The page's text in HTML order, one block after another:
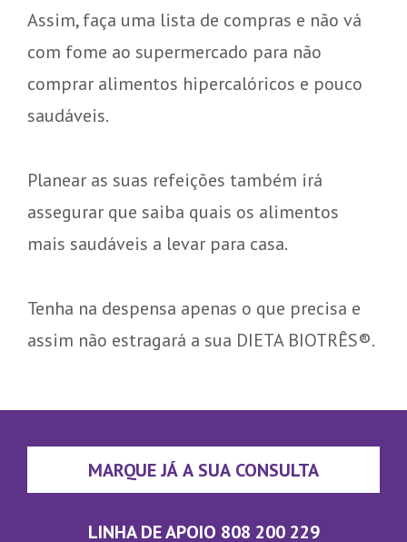
Assim, faça uma lista de compras e não vá
com fome ao supermercado para não
comprar alimentos hipercalóricos e pouco
saudáveis.
Planear as suas refeições também irá
assegurar que saiba quais os alimentos
mais saudáveis a levar para casa.
Tenha na despensa apenas o que precisa e
assim não estragará a sua DIETA BIOTRÊS®.
MARQUE JÁ A SUA CONSULTA
LINHA DE APOIO 808 200 229